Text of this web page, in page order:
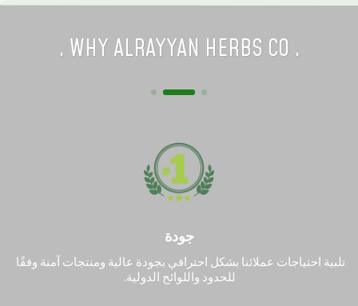
. WHY ALRAYYAN HERBS CO .
جودة
للحدود واللوائح الدولية.